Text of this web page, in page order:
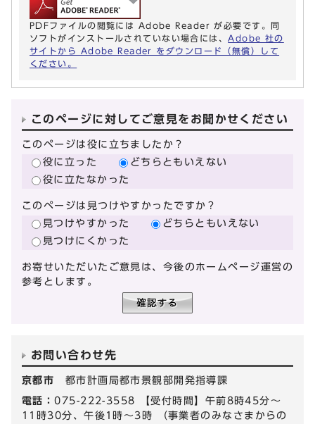
PDFファイルの閲覧には Adobe Reader が必要です。同
ソフトがインストールされていない場合には、 Adobe 社の
サイトから Adobe Reader をダウンロード（無償）して
ください。
このページに対してご意見をお聞かせください
このページは役に立ちましたか？
役に立った
どちらともいえない
役に立たなかった
このページは見つけやすかったですか？
見つけやすかった
どちらともいえない
見つけにくかった
お寄せいただいたご意見は、今後のホームページ運営の
参考とします。
お問い合わせ先
京都市 都市計画局都市景観部開発指導課
電話：075-222-3558 【受付時間】午前8時45分～
11時30分、午後1時～3時 （事業者のみなさまからの